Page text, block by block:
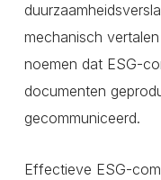
mechanisch
noemen dat ESG-
documenten
gecommuniceerd.
Effectieve ESG-